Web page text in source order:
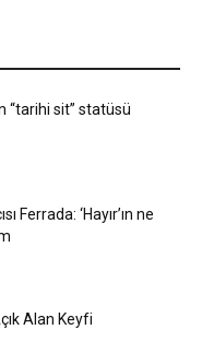
“tarihi sit” statüsü
Ferrada: ‘Hayır’ın ne
Alan Keyfi